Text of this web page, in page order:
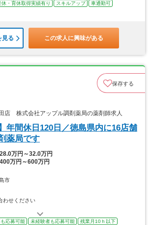
休・育休取得実績有り スキルアップ
車通勤可
見る この求人に興味がある
保存する
店 株式会社アップル調剤薬局の薬剤師求人
年間休日120日／徳島県内に16店舗
薬局です
28.0万円～32.0万円
400万円～600万円
市
わせください
応募可能 未経験者も応募可能
残業月10ｈ以下